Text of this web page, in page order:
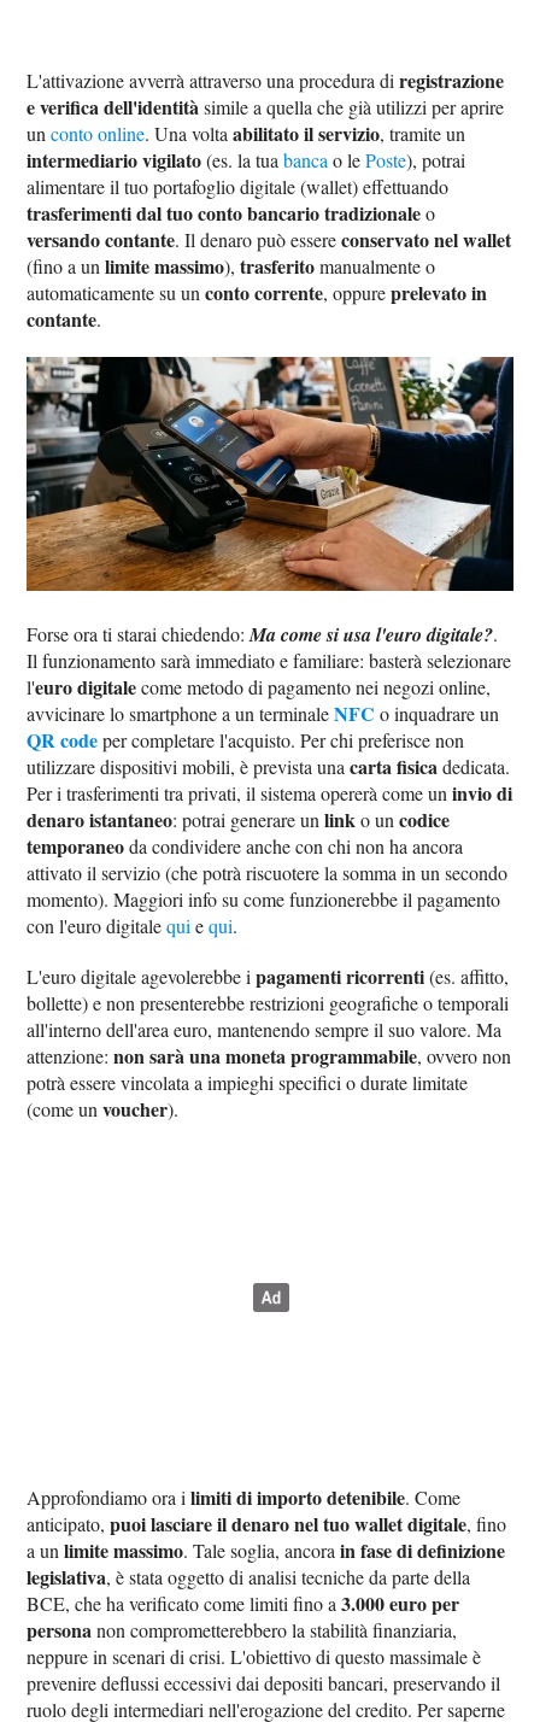
L'attivazione avverrà attraverso una procedura diregistrazione
e verifica dell'identitàsimile a quella che già utilizzi per aprire
unconto online. Una voltaabilitato il servizio, tramite un
intermediario vigilato(es. la tuabanca o lePoste), potrai
alimentare il tuo portafoglio digitale (wallet) effettuando
trasferimenti dal tuo conto bancario tradizionaleo
versando contante. Il denaro può essereconservato nel wallet
(fino a unlimite massimo),trasferitomanualmente o
automaticamente su unconto corrente, oppureprelevato in
contante.
Forse ora ti starai chiedendo:Ma come si usa l'euro digitale?.
Il funzionamento sarà immediato e familiare: basterà selezionare
l'euro digitalecome metodo di pagamento nei negozi online,
avvicinare lo smartphone a un terminaleNFC o inquadrare un
QR codeper completare l'acquisto. Per chi preferisce non
utilizzare dispositivi mobili, è prevista unacarta fisicadedicata.
Per i trasferimenti tra privati, il sistema opererà come uninvio di
denaro istantaneo: potrai generare unlinko uncodice
temporaneoda condividere anche con chi non ha ancora
attivato il servizio (che potrà riscuotere la somma in un secondo
momento). Maggiori info su come funzionerebbe il pagamento
con l'euro digitalequi equi.
L'euro digitale agevolerebbe ipagamenti ricorrenti(es. affitto,
bollette) e non presenterebbe restrizioni geografiche o temporali
all'interno dell'area euro, mantenendo sempre il suo valore. Ma
attenzione:non sarà una moneta programmabile, ovvero non
potrà essere vincolata a impieghi specifici o durate limitate
(come unvoucher).
Approfondiamo ora ilimiti di importo detenibile. Come
anticipato,puoi lasciare il denaro nel tuo wallet digitale, fino
a unlimite massimo. Tale soglia, ancorain fase di definizione
legislativa, è stata oggetto di analisi tecniche da parte della
BCE, che ha verificato come limiti fino a3.000 euro per
personanon comprometterebbero la stabilità finanziaria,
neppure in scenari di crisi. L'obiettivo di questo massimale è
prevenire deflussi eccessivi dai depositi bancari, preservando il
ruolo degli intermediari nell'erogazione del credito. Per saperne